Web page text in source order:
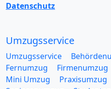
Datenschutz
Umzugsservice
Umzugsservice
Fernumzug
Firmenumzug
Mini Umzug
Praxisumzug